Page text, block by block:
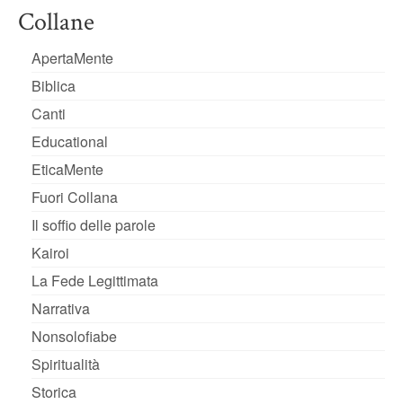
Collane
ApertaMente
Biblica
Canti
Educational
EticaMente
Fuori Collana
Il soffio delle parole
Kairoi
La Fede Legittimata
Narrativa
Nonsolofiabe
Spiritualità
Storica